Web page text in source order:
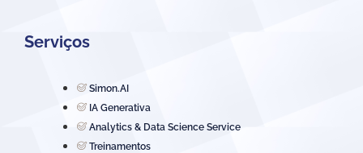
Serviços
Simon.AI
IA Generativa
Analytics & Data Science Service
Treinamentos